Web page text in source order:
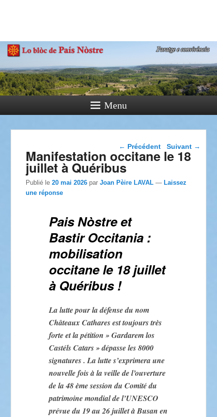
Paratge e Convivència
Menu
Navigation dans les
articles
← Précédent Suivant →
Manifestation occitane le 18
juillet à Quéribus
Publié le20 mai 2026 parJoan Pèire LAVAL —Laissez
une réponse
Pais Nòstre et
Bastir Occitania :
mobilisation
occitane le 18 juillet
à Quéribus !
La lutte pour la défense du nom
Châteaux Cathares est toujours très
forte et la pétition » Gardarem los
Castéls Catars » dépasse les 8000
signatures . La lutte s’exprimera une
nouvelle fois à la veille de l’ouverture
de la 48 ème session du Comité du
patrimoine mondial de l’UNESCO
prévue du 19 au 26 juillet à Busan en